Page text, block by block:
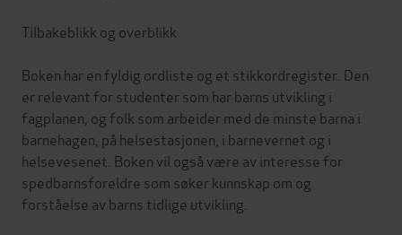
Tilbakeblikk og overblikk
Boken har en fyldig ordliste og et stikkordregister. Den
er relevant for studenter som har barns utvikling i
fagplanen, og folk som arbeider med de minste barna i
barnehagen, på helsestasjonen, i barnevernet og i
helsevesenet. Boken vil også være av interesse for
spedbarnsforeldre som søker kunnskap om og
forståelse av barns tidlige utvikling.